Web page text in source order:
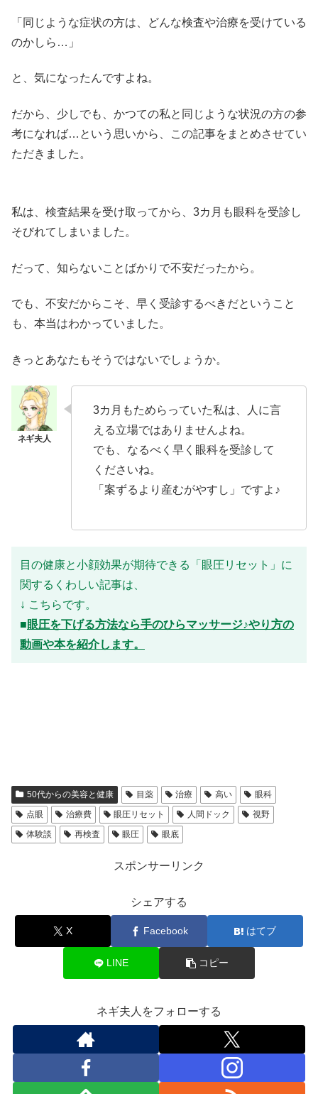
「同じような症状の方は、どんな検査や治療を受けている
のかしら…」
と、気になったんですよね。
だから、少しでも、かつての私と同じような状況の方の参
考になれば…という思いから、この記事をまとめさせてい
ただきました。
私は、検査結果を受け取ってから、3カ月も眼科を受診し
そびれてしまいました。
だって、知らないことばかりで不安だったから。
でも、不安だからこそ、早く受診するべきだということ
も、本当はわかっていました。
きっとあなたもそうではないでしょうか。
3カ月もためらっていた私は、人に言
える立場ではありませんよね。
でも、なるべく早く眼科を受診して
くださいね。
「案ずるより産むがやすし」ですよ♪
目の健康と小顔効果が期待できる「眼圧リセット」に
関するくわしい記事は、
↓ こちらです。
■眼圧を下げる方法なら手のひらマッサージ♪やり方の
動画や本を紹介します。
50代からの美容と健康 目薬 治療 高い
眼科
点眼
治療費 眼圧リセット 人間ドック
視野
体験談
再検査 眼圧 眼底
スポンサーリンク
シェアする
X Facebook はてブ
LINE コピー
ネギ夫人をフォローする